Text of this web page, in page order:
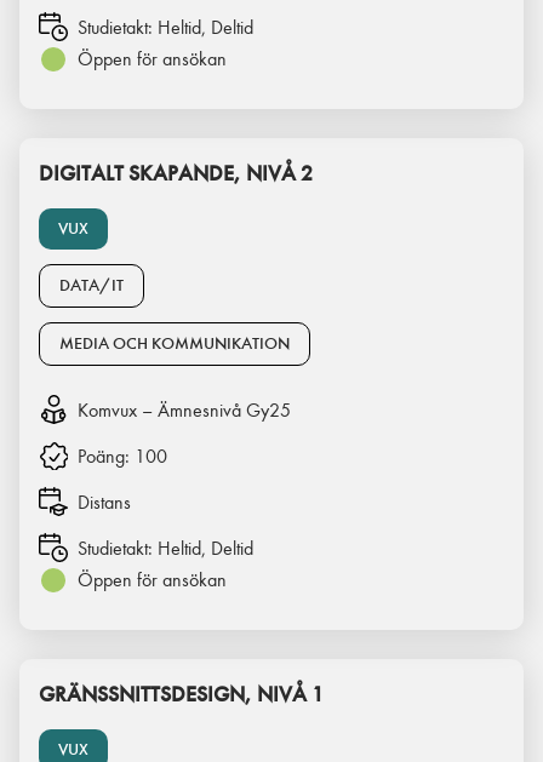
Studietakt: Heltid, Deltid
Öppen för ansökan
VUX
DIGITALT SKAPANDE, NIVÅ 2
DATA/IT
MEDIA OCH KOMMUNIKATION
Komvux – Ämnesnivå Gy25
Poäng: 100
Distans
Studietakt: Heltid, Deltid
Öppen för ansökan
VUX
GRÄNSSNITTSDESIGN, NIVÅ 1